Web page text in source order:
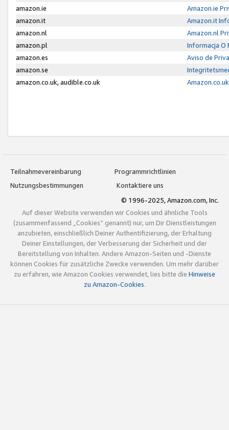
amazon.ie
Amazon.ie
amazon.it
Amazon.it
amazon.nl
Amazon.nl
amazon.pl
Informacja O
amazon.es
Aviso de
amazon.se
amazon.co.uk, audible.co.uk
Teilnahmevereinbarung
Programmrichtlinien
Nutzungsbestimmungen
Kontaktiere uns
© 1996-2025, Amazon.com, Inc.
Auf dieser Website verwenden wir Cookies und ähnliche Tools
(zusammenfassend „Cookies“ genannt) nur, um Dir Dienstleistungen
anzubieten, einschließlich Deiner Authentifizierung, der Erhaltung
Deiner Einstellungen, der Verbesserung der Sicherheit und der
Bereitstellung von Inhalten. Andere Amazon-Seiten und -Dienste
können Cookies für zusätzliche Zwecke verwenden. Um mehr darüber
zu erfahren, wie Amazon Cookies verwendet, lies bitte die Hinweise
zu Amazon-Cookies.